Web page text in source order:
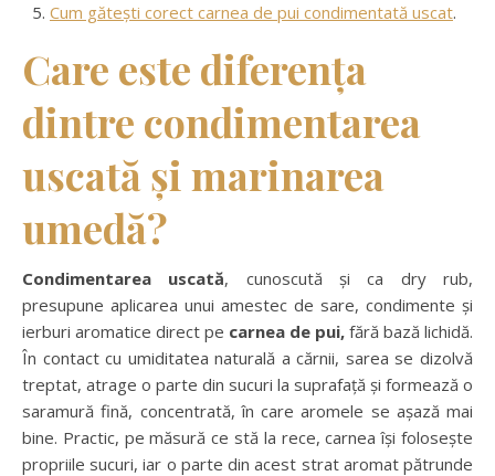
Cum gătești corect carnea de pui condimentată uscat.
Care este diferența
dintre condimentarea
uscată și marinarea
umedă?
Condimentarea uscată, cunoscută și ca dry rub,
presupune aplicarea unui amestec de sare, condimente și
ierburi aromatice direct pe carnea de pui, fără bază lichidă.
În contact cu umiditatea naturală a cărnii, sarea se dizolvă
treptat, atrage o parte din sucuri la suprafață și formează o
saramură fină, concentrată, în care aromele se așază mai
bine. Practic, pe măsură ce stă la rece, carnea își folosește
propriile sucuri, iar o parte din acest strat aromat pătrunde